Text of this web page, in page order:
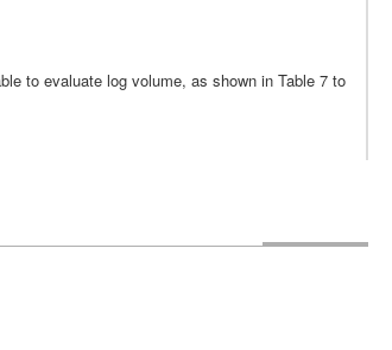
to evaluate log volume, as shown in Table 7 to